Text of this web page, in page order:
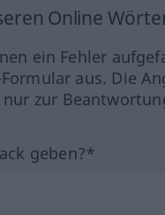
Online
ein Fehler
aus. Die
zur
geben?*